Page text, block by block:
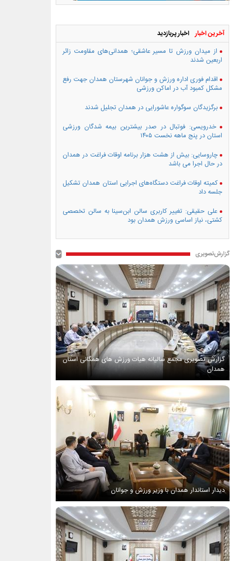
آخرین اخبار اخبار پربازدید
از میدان ورزش تا مسیر عاشقی؛ همدانی‌های مقاومت زائر
اربعین شدند
اقدام فوری اداره ورزش و جوانان شهرستان همدان جهت رفع
مشکل کمبود آب در اماکن ورزشی
برگزیدگان سوگواره عاشورایی در همدان تجلیل شدند
خدرویسی: فوتبال در صدر بیشترین بیمه شدگان ورزشی
استان در پنج ماهه نخست ۱۴۰۵
چاروسایی: بیش از هشت هزار برنامه اوقات فراغت در همدان
در حال اجرا می باشد
کمیته اوقات فراغت دستگاه‌های اجرایی استان همدان تشکیل
جلسه داد
علی حقیقی: تغییر کاربری سالن ابن‌سینا به سالن تخصصی
کشتی، نیاز اساسی ورزش همدان بود
گزارش‌تصویری
گزارش تصویری مجمع سالیانه هیات ورزش های همگانی استان
همدان
دیدار استاندار همدان با وزیر ورزش و جوانان